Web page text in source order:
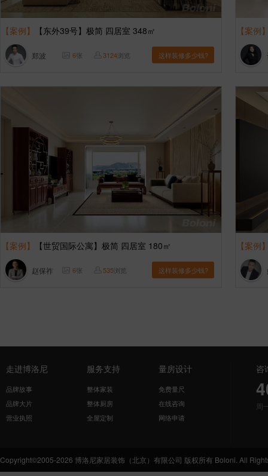
【案例】 【东外39号】极简 四居室 348㎡
郑波 6张 3124浏览 这样装修多少钱?
【案例
【案例】 【世贸国际公寓】极简 四居室 180㎡
赵保祚 6张 535浏览 这样装修多少钱?
【案例
走进博洛尼
品牌故事
品牌大片
营业执照
服务支持
整体家装
整体厨房
全屋定制
量房设计
免费量尺
在线咨询
网络申请
咨
周
Copyright©2005-2026 博洛尼家居装饰（北京）有限公司 版权所有 Boloni. All